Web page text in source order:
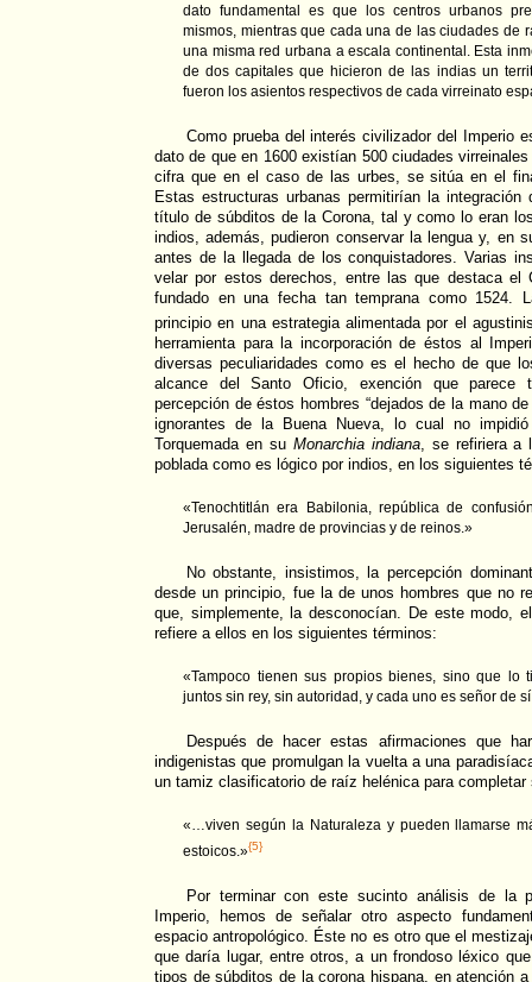
dato fundamental es que los centros urbanos
mismos, mientras que cada una de las ciudades de
una misma red urbana a escala continental. Esta
de dos capitales que hicieron de las indias un
fueron los asientos respectivos de cada virreinato
Como prueba del interés civilizador del Imperio
dato de que en 1600 existían 500 ciudades
cifra que en el caso de las urbes, se sitúa en el
Estas estructuras urbanas permitirían la
título de súbditos de la Corona, tal y como lo eran
indios, además, pudieron conservar la lengua y, en
antes de la llegada de los conquistadores. Varias
velar por estos derechos, entre las que destaca el
fundado en una fecha tan temprana como 1524.
principio en una estrategia alimentada por el
herramienta para la incorporación de éstos al
diversas peculiaridades como es el hecho de que
alcance del Santo Oficio, exención que parece
percepción de éstos hombres “dejados de la mano
ignorantes de la Buena Nueva, lo cual no
Torquemada en su Monarchia indiana, se refiriera a
poblada como es lógico por indios, en los siguientes
«Tenochtitlán era Babilonia, república de
Jerusalén, madre de provincias y de reinos.»
No obstante, insistimos, la percepción
desde un principio, fue la de unos hombres que no
que, simplemente, la desconocían. De este modo,
refiere a ellos en los siguientes términos:
«Tampoco tienen sus propios bienes, sino que lo
juntos sin rey, sin autoridad, y cada uno es señor de
Después de hacer estas afirmaciones que
indigenistas que promulgan la vuelta a una
un tamiz clasificatorio de raíz helénica para
«…viven según la Naturaleza y pueden llamarse
estoicos.»{5}
Por terminar con este sucinto análisis de la
Imperio, hemos de señalar otro aspecto
espacio antropológico. Éste no es otro que el
que daría lugar, entre otros, a un frondoso léxico
tipos de súbditos de la corona hispana, en atención